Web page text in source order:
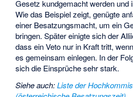
Gesetz kundgemacht werden und
Wie das Beispiel zeigt, genügte
einer Besatzungsmacht, um ein
bringen. Später einigte sich der
dass ein Veto nur in Kraft tritt,
es gemeinsam einlegen. In der
sich die Einsprüche sehr stark.
Siehe auch:Liste der